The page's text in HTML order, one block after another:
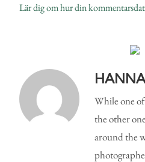
Lär dig om hur din
While one
the other
around the